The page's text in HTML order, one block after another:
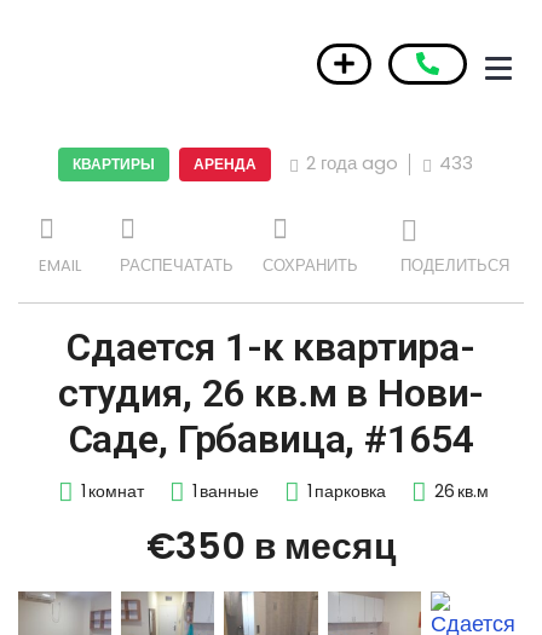
КВАРТИРЫ АРЕНДА 2 года ago 433
EMAIL РАСПЕЧАТАТЬ СОХРАНИТЬ ПОДЕЛИТЬСЯ
Сдается 1-к квартира-
студия, 26 кв.м в Нови-
Саде, Грбавица, #1654
1 комнат 1 ванные 1 парковка 26 кв.м
€350 в месяц